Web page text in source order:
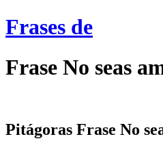
Frases de
Frase No seas
Pitágoras Frase No